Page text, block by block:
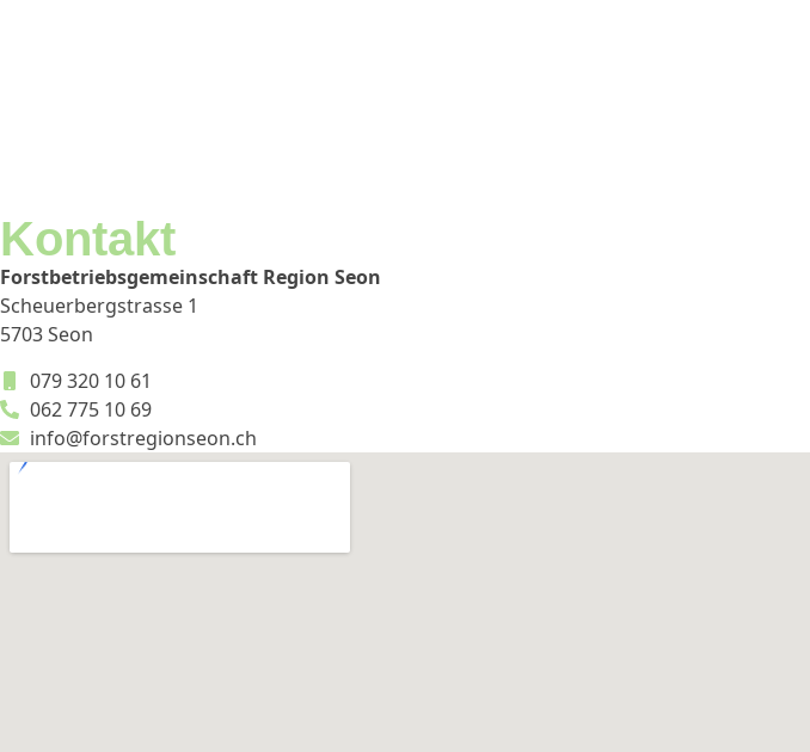
Kontakt
Forstbetriebsgemeinschaft Region Seon
Scheuerbergstrasse 1
5703 Seon
079 320 10 61
062 775 10 69
info@forstregionseon.ch